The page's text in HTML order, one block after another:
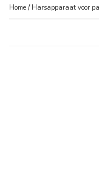
Home / Harsapparaat voor